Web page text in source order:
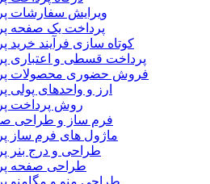
ویرایش سفارشات
پرداخت یک صفحه
کوتاه سازی فرآیند خرید
پرداخت قسطی و اعتباری
فروش حضوری محصولات
ارز و واحدهای پولی
روش پرداخت
فرم ساز و طراحی
ماژول های فرم ساز
طراحی و درج بنر
طراحی صفحه
طراحی منو و مگامنو